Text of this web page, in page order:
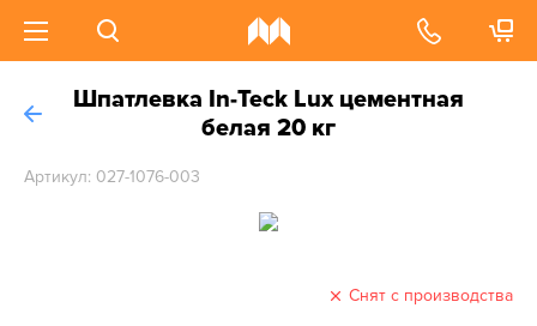
Шпатлевка In-Teck Lux цементная
белая 20 кг
Артикул: 027-1076-003
Снят с производства